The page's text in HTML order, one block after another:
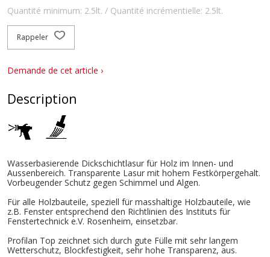
Quantité minimum: 2.5lt. / Quantité incrémentielle: 2.5lt.
Rappeler
Demande de cet article ›
Description
Wasserbasierende Dickschichtlasur für Holz im Innen- und
Aussenbereich. Transparente Lasur mit hohem Festkörpergehalt.
Vorbeugender Schutz gegen Schimmel und Algen.
Für alle Holzbauteile, speziell für masshaltige Holzbauteile, wie
z.B. Fenster entsprechend den Richtlinien des Instituts für
Fenstertechnick e.V. Rosenheim, einsetzbar.
Profilan Top zeichnet sich durch gute Fülle mit sehr langem
Wetterschutz, Blockfestigkeit, sehr hohe Transparenz, aus.